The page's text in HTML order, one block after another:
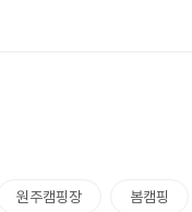
원주캠핑장 봄캠핑